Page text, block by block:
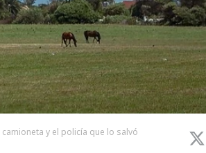
y el policía que lo salvó